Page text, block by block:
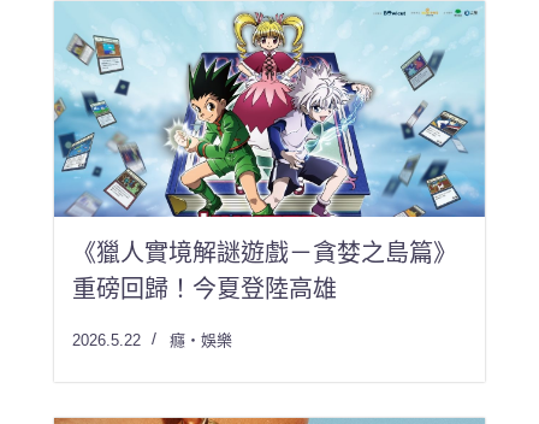
《獵人實境解謎遊戲－貪婪之島篇》
重磅回歸！今夏登陸高雄
2026.5.22 癮・娛樂